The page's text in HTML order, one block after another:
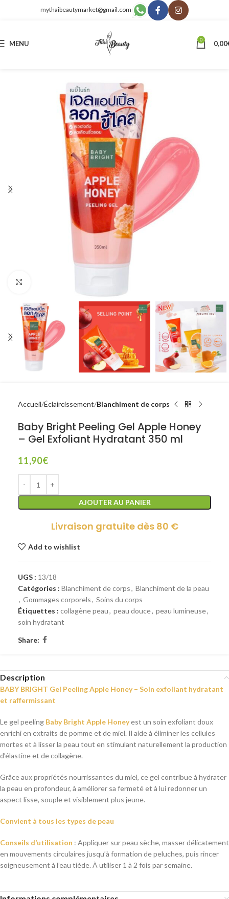
mythaibeautymarket@gmail.com
MENU 0 0,00
Accueil Éclaircissement Blanchiment de corps
Baby Bright Peeling Gel Apple Honey
– Gel Exfoliant Hydratant 350 ml
11,90€
AJOUTER AU PANIER
Livraison gratuite dès 80 €
Add to wishlist
UGS : 13/18
Catégories : Blanchiment de corps, Blanchiment de la peau
, Gommages corporels, Soins du corps
Étiquettes : collagène peau, peau douce, peau lumineuse,
soin hydratant
Share:
Description
BABY BRIGHT Gel Peeling Apple Honey – Soin exfoliant hydratant
et raffermissant
Le gel peeling Baby Bright Apple Honeyest un soin exfoliant doux
enrichi en extraits de pomme et de miel. Il aide à éliminer les cellules
mortes et à lisser la peau tout en stimulant naturellement la production
d’élastine et de collagène.
Grâce aux propriétés nourrissantes du miel, ce gel contribue à hydrater
la peau en profondeur, à améliorer sa fermeté et à lui redonner un
aspect lisse, souple et visiblement plus jeune.
Convient à tous les types de peau
Conseils d’utilisation : Appliquer sur peau sèche, masser délicatement
en mouvements circulaires jusqu’à formation de peluches, puis rincer
soigneusement à l’eau tiède. À utiliser 1 à 2 fois par semaine.